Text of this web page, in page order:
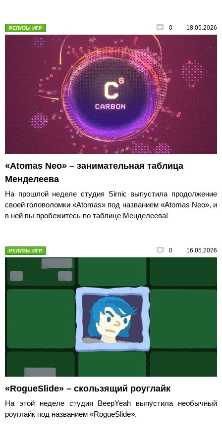
РЕЛИЗЫ ИГР 0 18.05.2026
«Atomas Neo» – занимательная таблица
Менделеева
На прошлой неделе студия Sirnic выпустила продолжение
своей головоломки «Atomas» под названием «Atomas Neo», и
в ней вы пробежитесь по таблице Менделеева!
РЕЛИЗЫ ИГР 0 16.05.2026
«RogueSlide» – скользящий роуглайк
На этой неделе студия BeepYeah выпустила необычный
роуглайк под названием «RogueSlide».